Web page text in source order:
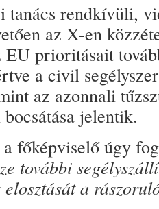
rendkívüli,
az X-en
EU prioritásait
a civil
az azonnali
jelentik.
főképviselő úgy
további
elosztását a